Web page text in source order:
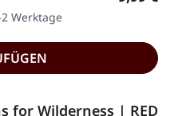
Werktage
for Wilderness | RED